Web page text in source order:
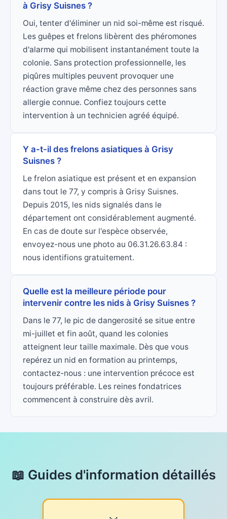
à Grisy Suisnes ?
Oui, tenter d'éliminer un nid soi-même est risqué.
Les guêpes et frelons libèrent des phéromones
d'alarme qui mobilisent instantanément toute la
colonie. Sans protection professionnelle, les
piqûres multiples peuvent provoquer une
réaction grave même chez des personnes sans
allergie connue. Confiez toujours cette
intervention à un technicien agréé équipé.
Y a-t-il des frelons asiatiques à Grisy
Suisnes ?
Le frelon asiatique est présent et en expansion
dans tout le 77, y compris à Grisy Suisnes.
Depuis 2015, les nids signalés dans le
département ont considérablement augmenté.
En cas de doute sur l'espèce observée,
envoyez-nous une photo au 06.31.26.63.84 :
nous identifions gratuitement.
Quelle est la meilleure période pour
intervenir contre les nids à Grisy Suisnes ?
Dans le 77, le pic de dangerosité se situe entre
mi-juillet et fin août, quand les colonies
atteignent leur taille maximale. Dès que vous
repérez un nid en formation au printemps,
contactez-nous : une intervention précoce est
toujours préférable. Les reines fondatrices
commencent à construire dès avril.
📖 Guides d'information détaillés